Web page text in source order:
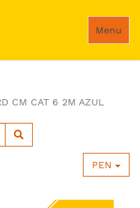
Menu
CM CAT 6 2M AZUL
PEN